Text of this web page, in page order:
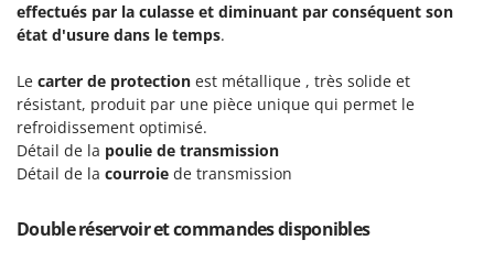
Novital
NuovaFac
O
Officine Savioli
Olix
effectués par la culasse et diminuant par conséquent son
état d'usure dans le temps.
Le carter de protection est métallique , très solide et
résistant, produit par une pièce unique qui permet le
refroidissement optimisé.
Détail de la poulie de transmission
Détail de la courroie de transmission
Double réservoir et commandes disponibles